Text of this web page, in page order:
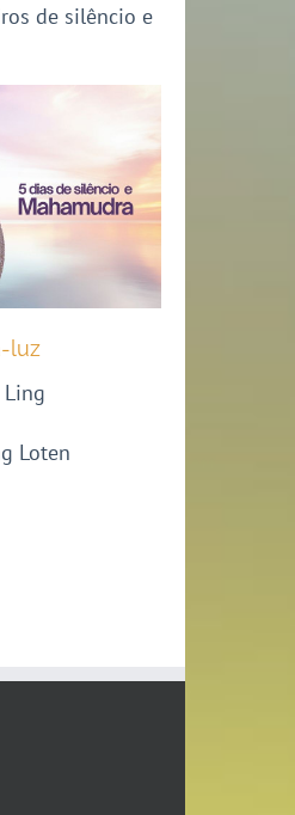
de silêncio e
luz
Ling
Loten